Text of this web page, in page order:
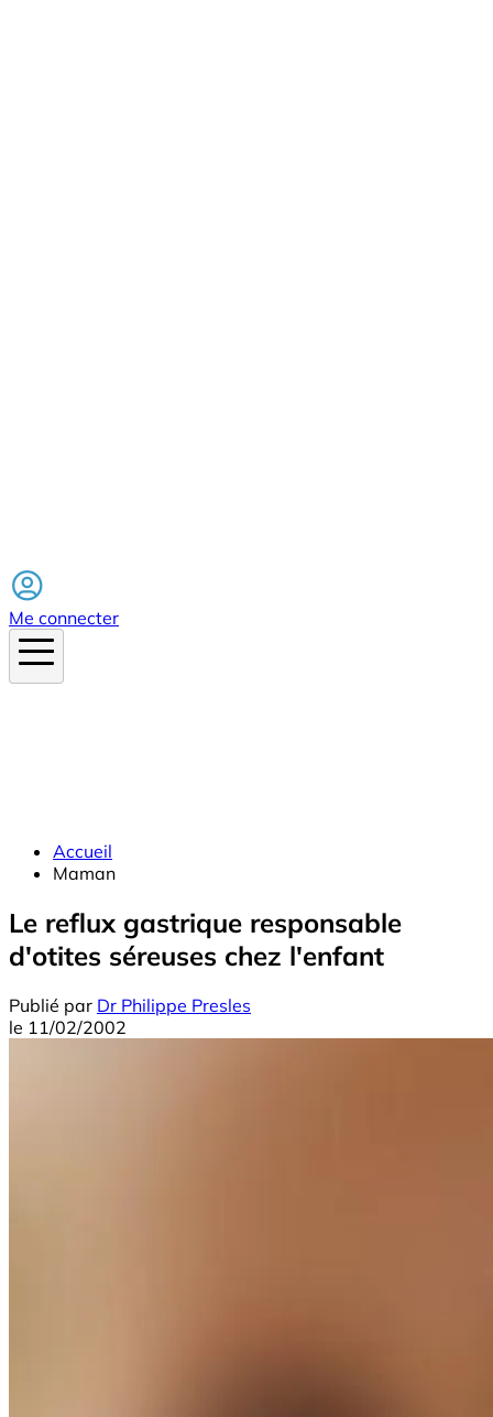
Me connecter
Accueil
Maman
Le reflux gastrique responsable
d'otites séreuses chez l'enfant
Publié par Dr Philippe Presles
le 11/02/2002